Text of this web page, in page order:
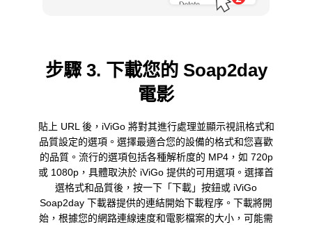
步驟 3. 下載您的 Soap2day
電影
貼上 URL 後，iViGo 將對其進行處理並顯示視訊格式和
品質設定的選項。選擇最適合您的設備的格式和您喜歡
的品質。流行的選項包括各種解析度的 MP4，如 720p
或 1080p，具體取決於 iViGo 提供的可用選項。選擇首
選格式和品質後，按一下「下載」按鈕或 iViGo
Soap2day 下載器提供的連結開始下載程序。下載將開
始，根據您的網路連線速度和電影檔案的大小，可能需